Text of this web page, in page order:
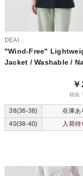
DEAI
"Wind-Free"
Jacket / Washable /
税抜
38(36-38)
在庫あ
40(38-40)
入荷待